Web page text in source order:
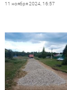
11 ноября 2024, 16:57